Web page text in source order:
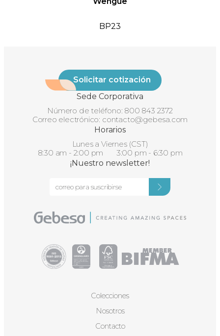
BP23
Solicitar cotización
Sede Corporativa
Número de teléfono: 800 843 2372
Correo electrónico: contacto@gebesa.com
Horarios
Lunes a Viernes (CST)
8:30 am - 2:00 pm 3:00 pm - 6:30 pm
¡Nuestro newsletter!
Colecciones
Nosotros
Contacto